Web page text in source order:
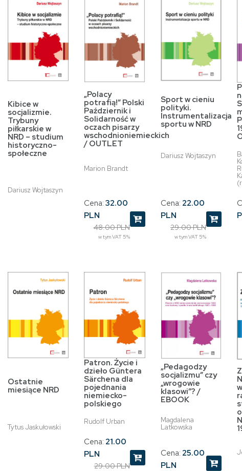
Kibice w
socjalizmie.
Trybuny
piłkarskie w
NRD – studium
historyczno-
społeczne
Dariusz Wojtaszyn
„Polacy
potrafią!” Polski
Październik i
Solidarność w
oczach pisarzy
wschodnioniemieckich
/ OUTLET
Marion Brandt
Cena:32.00
PLN
48.00 PLN
w tym VAT 5%
Sport w cieniu
polityki.
Instrumentalizacja
sportu w NRD
Dariusz Wojtaszyn
Cena: 22.00
PLN
29.00 PLN
w tym VAT 5%
Ostatnie
miesiące NRD
Tytus Jaskułowski
Patron. Życie i
dzieło Güntera
Särchena dla
pojednania
niemiecko-
polskiego
Rudolf Urban
Cena: 21.00
PLN
29.00 PLN
„Pedagodzy
socjalizmu” czy
„wrogowie
klasowi”? /
EBOOK
Magdalena
Latkowska
Cena: 25.00
PLN